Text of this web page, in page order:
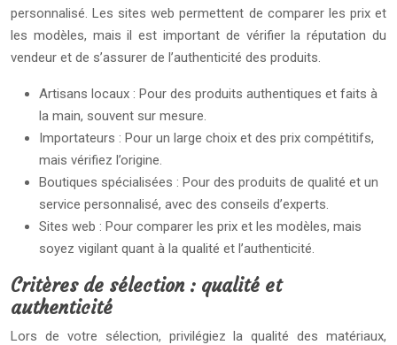
personnalisé. Les sites web permettent de comparer les prix et
les modèles, mais il est important de vérifier la réputation du
vendeur et de s’assurer de l’authenticité des produits.
Artisans locaux : Pour des produits authentiques et faits à
la main, souvent sur mesure.
Importateurs : Pour un large choix et des prix compétitifs,
mais vérifiez l’origine.
Boutiques spécialisées : Pour des produits de qualité et un
service personnalisé, avec des conseils d’experts.
Sites web : Pour comparer les prix et les modèles, mais
soyez vigilant quant à la qualité et l’authenticité.
Critères de sélection : qualité et
authenticité
Lors de votre sélection, privilégiez la qualité des matériaux,